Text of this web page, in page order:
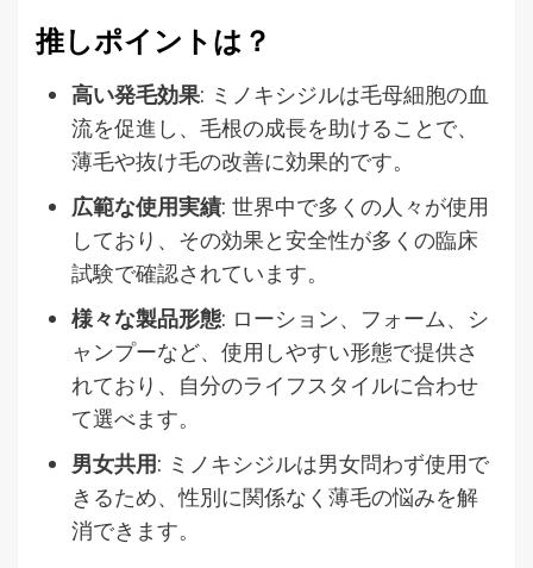
推しポイントは？
高い発毛効果: ミノキシジルは毛母細胞の血
流を促進し、毛根の成長を助けることで、
薄毛や抜け毛の改善に効果的です。
広範な使用実績: 世界中で多くの人々が使用
しており、その効果と安全性が多くの臨床
試験で確認されています。
様々な製品形態: ローション、フォーム、シ
ャンプーなど、使用しやすい形態で提供さ
れており、自分のライフスタイルに合わせ
て選べます。
男女共用: ミノキシジルは男女問わず使用で
きるため、性別に関係なく薄毛の悩みを解
消できます。